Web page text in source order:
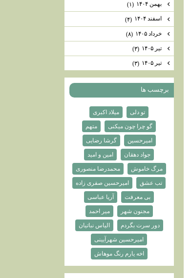
بهمن ۱۴۰۴ (۱)
اسفند ۱۴۰۴ (۴)
خرداد ۱۴۰۵ (۸)
تیر ۱۴۰۵ (۳)
تیر ۱۴۰۵ (۳)
برچسب ها
تو دلی میلاد اکبری
گو چرا چون میکنی متهم
امیرحسین گرشا رضایی
جواد دهقان امین و امید
مرگ خاموش محمدرضا منصوری
تب عشق امیرحسین صفری زاده
بی معرفت آریا عباسی
مجنون شهر میر احمد
دور سرت بگردم الیاس نباتیان
امیرحسین شهرآیینی
اخه یارم رنگ موهاش